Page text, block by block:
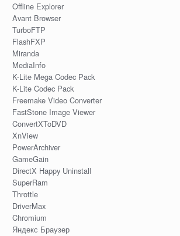
Offline Explorer
Avant Browser
TurboFTP
FlashFXP
Miranda
MediaInfo
K-Lite Mega Codec Pack
K-Lite Codec Pack
Freemake Video Converter
FastStone Image Viewer
ConvertXToDVD
XnView
PowerArchiver
GameGain
DirectX Happy Uninstall
SuperRam
Throttle
DriverMax
Chromium
Яндекс Браузер